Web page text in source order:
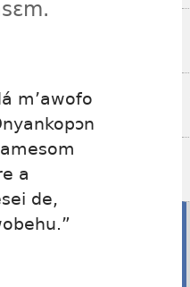
m’awofo
a
de,